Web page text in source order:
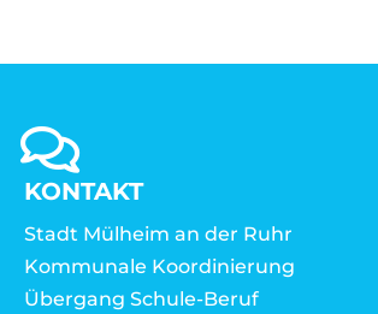
KONTAKT
Stadt Mülheim an der Ruhr
Kommunale Koordinierung
Übergang Schule-Beruf